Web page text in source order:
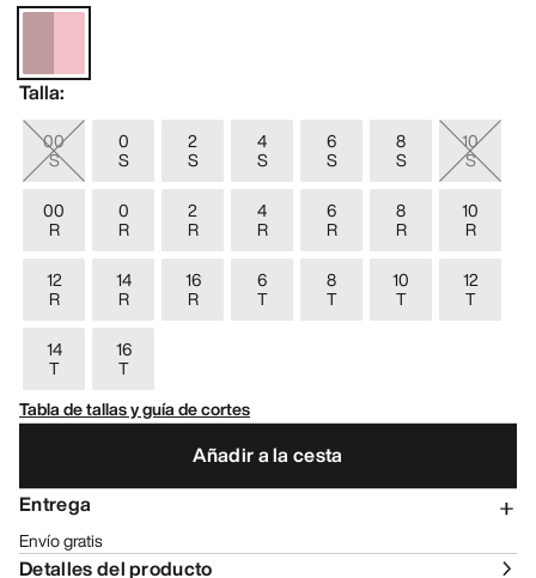
Talla:
00
S
0
S
2
S
4
S
6
S
8
S
10
S
00
R
0
R
2
R
4
R
6
R
8
R
10
R
12
R
14
R
16
R
6
T
8
T
10
T
12
T
14
T
16
T
Tabla de tallas y guía de cortes
Añadir a la cesta
Entrega
Envío gratis
Detalles del producto